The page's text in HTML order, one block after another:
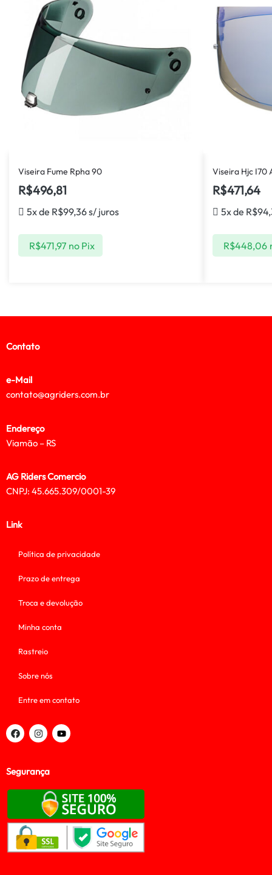
Viseira Fume Rpha 90
R$496,81
5x de R$99,36s/ juros
R$471,97 no Pix
Viseira Hjc I70
R$471,64
5x de R$
R$448,06
Contato
e-Mail
contato@agriders.com.br
Endereço
Viamão – RS
AG Riders Comercio
CNPJ: 45.665.309/0001-39
Link
Política de privacidade
Prazo de entrega
Troca e devolução
Minha conta
Rastreio
Sobre nós
Entre em contato
Segurança